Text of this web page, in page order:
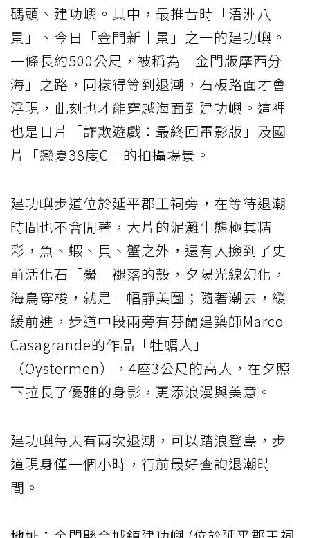
碼頭、建功嶼。其中，最推昔時「浯洲八
景」、今日「金門新十景」之一的建功嶼。
一條長約500公尺，被稱為「金門版摩西分
海」之路，同樣得等到退潮，石板路面才會
浮現，此刻也才能穿越海面到建功嶼。這裡
也是日片「詐欺遊戲：最終回電影版」及國
片「戀夏38度C」的拍攝場景。
建功嶼步道位於延平郡王祠旁，在等待退潮
時間也不會閒著，大片的泥灘生態極其精
彩，魚、蝦、貝、蟹之外，還有人撿到了史
前活化石「鱟」褪落的殼，夕陽光線幻化，
海鳥穿梭，就是一幅靜美圖；隨著潮去，緩
緩前進，步道中段兩旁有芬蘭建築師Marco
Casagrande的作品「牡蠣人」
（Oystermen），4座3公尺的高人，在夕照
下拉長了優雅的身影，更添浪漫與美意。
建功嶼每天有兩次退潮，可以踏浪登島，步
道現身僅一個小時，行前最好查詢退潮時
間。